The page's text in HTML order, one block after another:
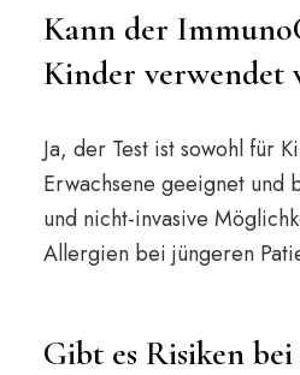
Kann der
Kinder verwendet
Ja, der Test ist sowohl für
Erwachsene geeignet und
und nicht-invasive
Allergien bei jüngeren
Gibt es Risiken